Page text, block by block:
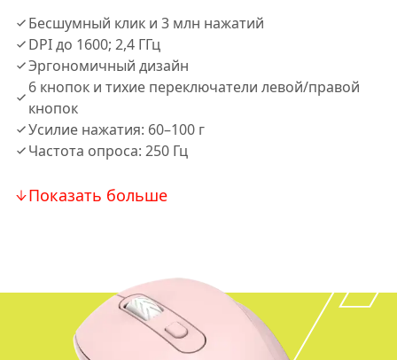
Бесшумный клик и 3 млн нажатий
DPI до 1600; 2,4 ГГц
Эргономичный дизайн
6 кнопок и тихие переключатели левой/правой
кнопок
Усилие нажатия: 60–100 г
Частота опроса: 250 Гц
Показать больше